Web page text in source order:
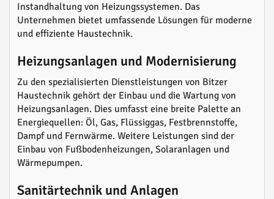
Instandhaltung von Heizungssystemen. Das
Unternehmen bietet umfassende Lösungen für moderne
und effiziente Haustechnik.
Heizungsanlagen und Modernisierung
Zu den spezialisierten Dienstleistungen von Bitzer
Haustechnik gehört der Einbau und die Wartung von
Heizungsanlagen. Dies umfasst eine breite Palette an
Energiequellen: Öl, Gas, Flüssiggas, Festbrennstoffe,
Dampf und Fernwärme. Weitere Leistungen sind der
Einbau von Fußbodenheizungen, Solaranlagen und
Wärmepumpen.
Sanitärtechnik und Anlagen